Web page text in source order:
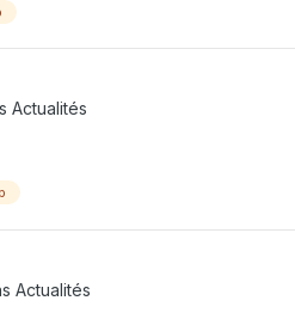
Actualités
Actualités